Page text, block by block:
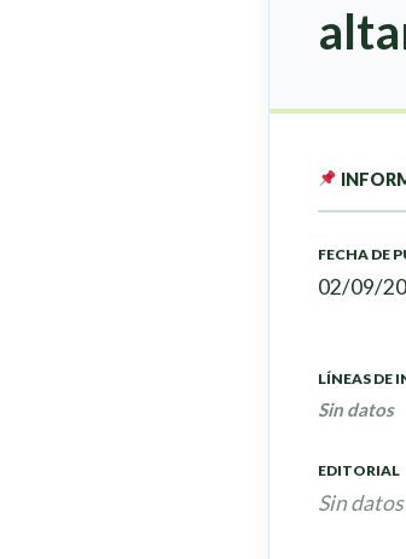
FECHA DE
02/09/
LÍNEAS DE
Sin datos
EDITORIAL
Sin datos